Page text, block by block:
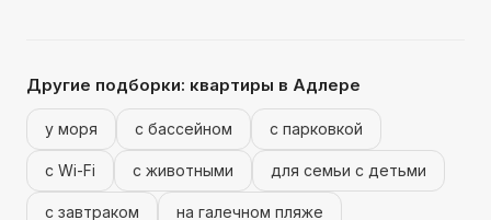
Другие подборки: квартиры в Адлере
у моря с бассейном с парковкой
с Wi-Fi с животными для семьи с детьми
с завтраком на галечном пляже